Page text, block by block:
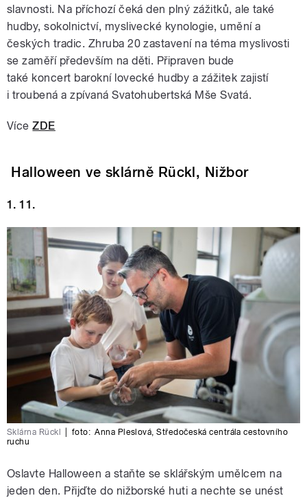
slavnosti. Na příchozí čeká den plný zážitků, ale také
hudby, sokolnictví, myslivecké kynologie, umění a
českých tradic. Zhruba 20 zastavení na téma myslivosti
se zaměří především na děti. Připraven bude
také koncert barokní lovecké hudby a zážitek zajistí
i troubená a zpívaná Svatohubertská Mše Svatá.
VíceZDE
Halloween ve sklárně Rückl, Nižbor
1. 11.
Sklárna Rückl foto: Anna Pleslová ,Středočeská centrála cestovního
ruchu
Oslavte Halloween a staňte se sklářským umělcem na
jeden den. Přijďte do nižborské huti a nechte se unést